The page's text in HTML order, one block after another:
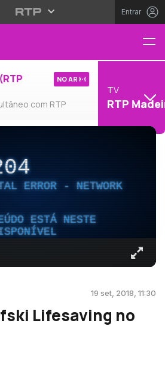
Entrar
com RTP
NO AR
TV
RTP
ERROR - NETWORK
ESTÁ NESTE
19 set, 2018, 11:30
Lifesaving no